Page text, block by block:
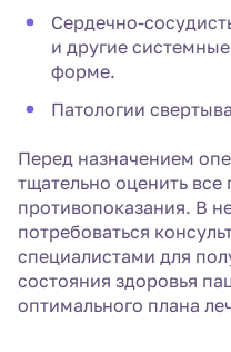
Сердечно-
и другие
форме.
Патологии
Перед назначением
тщательно оценить
противопоказания. В
потребоваться
специалистами для
состояния здоровья
оптимального плана